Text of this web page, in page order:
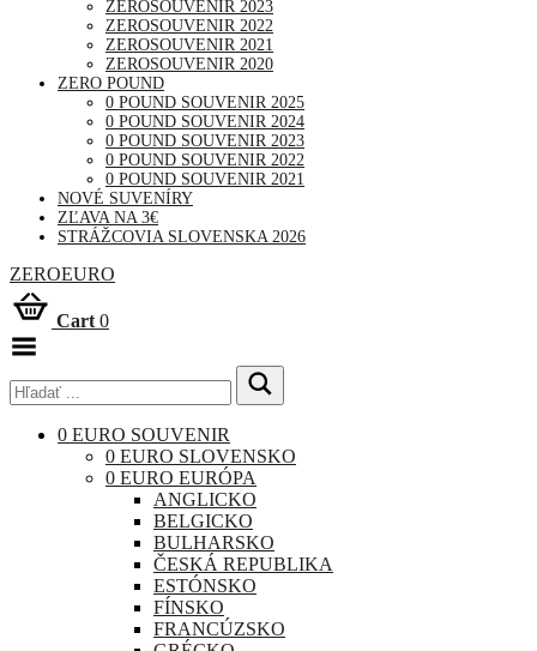
ZEROSOUVENIR 2023
ZEROSOUVENIR 2022
ZEROSOUVENIR 2021
ZEROSOUVENIR 2020
ZERO POUND
0 POUND SOUVENIR 2025
0 POUND SOUVENIR 2024
0 POUND SOUVENIR 2023
0 POUND SOUVENIR 2022
0 POUND SOUVENIR 2021
NOVÉ SUVENÍRY
ZĽAVA NA 3€
STRÁŽCOVIA SLOVENSKA 2026
ZEROEURO
Cart 0
0 EURO SOUVENIR
0 EURO SLOVENSKO
0 EURO EURÓPA
ANGLICKO
BELGICKO
BULHARSKO
ČESKÁ REPUBLIKA
ESTÓNSKO
FÍNSKO
FRANCÚZSKO